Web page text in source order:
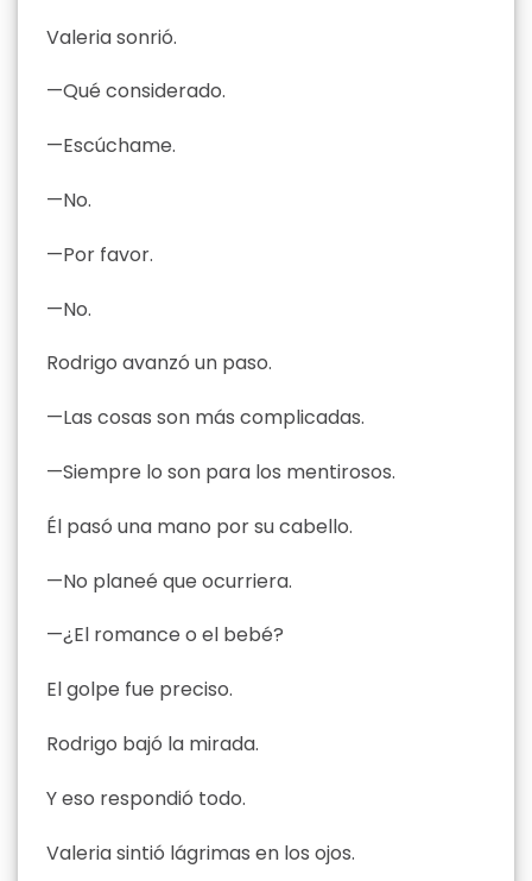
Valeria sonrió.
—Qué considerado.
—Escúchame.
—No.
—Por favor.
—No.
Rodrigo avanzó un paso.
—Las cosas son más complicadas.
—Siempre lo son para los mentirosos.
Él pasó una mano por su cabello.
—No planeé que ocurriera.
—¿El romance o el bebé?
El golpe fue preciso.
Rodrigo bajó la mirada.
Y eso respondió todo.
Valeria sintió lágrimas en los ojos.